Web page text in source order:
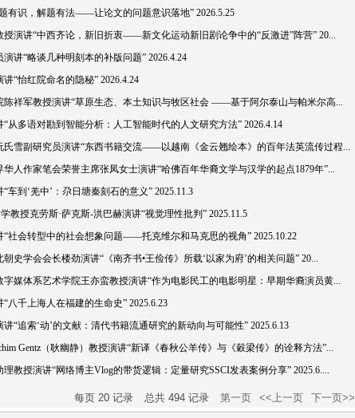
有识，解题有法——让论文的问题意识落地” 2026.5.25
演讲“中西齐论，新旧折衷——新文化运动新旧剧论争中的“反激进”阵营” 20...
讲“略谈几种明刻本的补版问题” 2026.4.24
“怡红院命名的隐秘” 2026.4.24
陈祥军教授演讲“草原生态、本土知识与牧区社会 ——基于阿尔泰山与帕米尔高...
从多语对勘到智能分析：人工智能时代的人文研究方法” 2026.4.14
氏雪副研究员演讲“东西书籍交流——以越南《金云翘绘本》的百年法英流传过程...
人作家笔会荣誉主席张凤女士演讲“哈佛百年华裔文学与汉学的起点1879年”...
到‘羌中’：尕日塘秦刻石的意义” 2025.11.3
教授克劳斯·萨克斯-洪巴赫演讲“视觉理性批判” 2025.11.5
社会转型中的社会想象问题——托克维尔和马克思的视角” 2025.10.22
史学会会长楼劲演讲“《南齐书•王俭传》所载‘以家为府’的相关问题” 20...
媒体系艺术学院王亦蛮教授演讲“作为电影民工的电影明星：早期华裔演员黄...
八千上海人在福建的生命史” 2025.6.23
“追索‘动’的文献：清代书籍流通研究的新动向与可能性” 2025.6.13
Gentz（耿幽静）教授演讲“新译《春秋公羊传》与《穀梁传》的诠释方法”...
教授演讲“网络博主Vlog的带货逻辑：定量研究SSCI发表案例分享” 2025.6....
每页 20 记录 总共 494 记录 第一页 <<上一页 下一页>>